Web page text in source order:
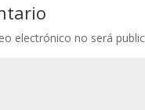
electrónico no será